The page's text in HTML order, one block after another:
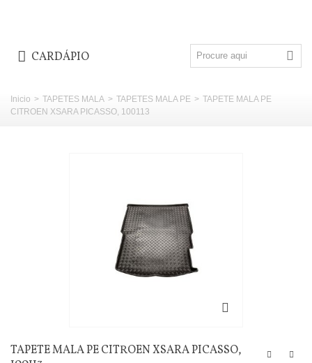
CARDÁPIO
Inicio > TAPETES MALA > TAPETES MALA PE > TAPETE MALA PE
CITROEN XSARA PICASSO, 100113
TAPETE MALA PE CITROEN XSARA PICASSO,